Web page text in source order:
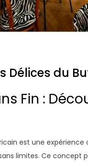
Délices du
Fin :
est une expérience
limites. Ce